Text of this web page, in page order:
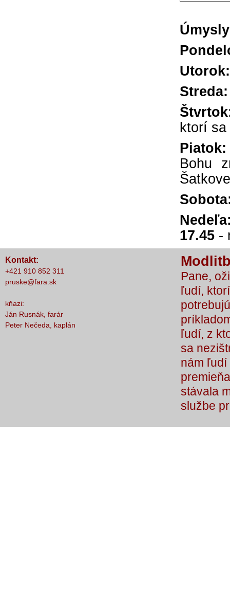
ktorí
Bohu
17.45 -
Kontakt:
+421 910 852 311
pruske@fara.sk
kňazi:
Ján Rusnák, farár
Peter Nečeda, kaplán
Pane,
ľudí,
ľudí, z
sa
nám
stávala
službe